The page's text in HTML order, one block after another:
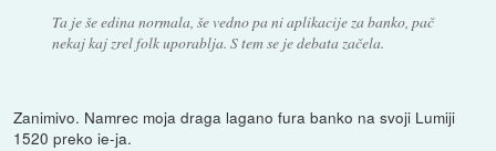
Ta je še edina normala, še vedno pa ni aplikacije za banko, pač
nekaj kaj zrel folk uporablja. S tem se je debata začela.
Zanimivo. Namrec moja draga lagano fura banko na svoji Lumiji
1520 preko ie-ja.